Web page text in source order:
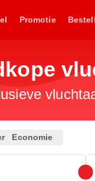
Promotie
Economie